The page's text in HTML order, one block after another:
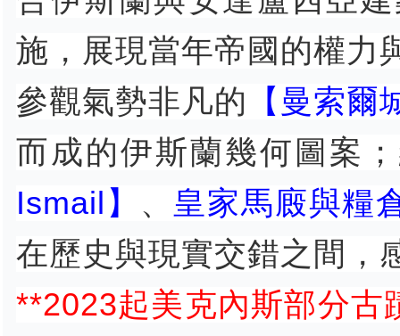
施，展現當年帝國的權力
參觀氣勢非凡的
【曼索
而成的伊斯蘭幾何圖案
Ismail】 、 皇家馬廄與糧
在歷史與現實交錯之間，
**2023起美克內斯部分古